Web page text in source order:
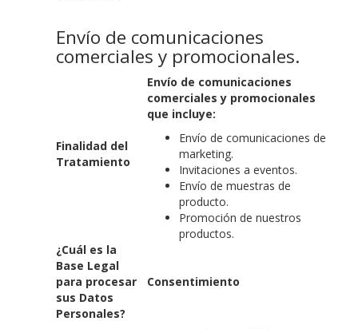
Envío de comunicaciones
comerciales y promocionales.
Finalidad del
Tratamiento
Envío de comunicaciones
comerciales y promocionales
que incluye:
Envío de comunicaciones de
marketing.
Invitaciones a eventos.
Envío de muestras de
producto.
Promoción de nuestros
productos.
¿Cuál es la
Base Legal
para procesar
sus Datos
Personales?
Consentimiento